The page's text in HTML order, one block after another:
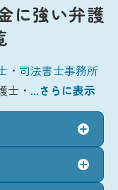
に強い弁護
・司法書士事務所
士・ ...さらに表示